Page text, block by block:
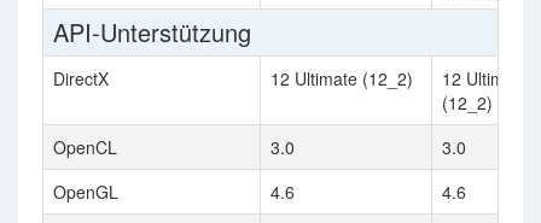
API-Unterstützung
DirectX 12 Ultimate (12_2)
12 Ultimate
(12_2)
OpenCL
3.0
3.0
OpenGL
4.6
4.6